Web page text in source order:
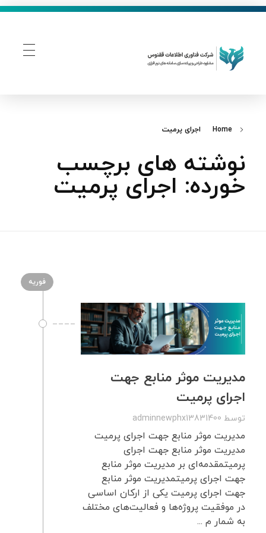
Home اجرای پرمیت
نوشته های برچسب
خورده: اجرای پرمیت
فوریه
مدیریت موثر منابع جهت
اجرای پرمیت
توسط adminnewphx13831400
مدیریت موثر منابع جهت اجرای پرمیت
مدیریت موثر منابع جهت اجرای
پرمیتمقدمه‌ای بر مدیریت موثر منابع
جهت اجرای پرمیتمدیریت موثر منابع
جهت اجرای پرمیت یکی از ارکان اساسی
در موفقیت پروژه‌ها و فعالیت‌های مختلف
به شمار م ...